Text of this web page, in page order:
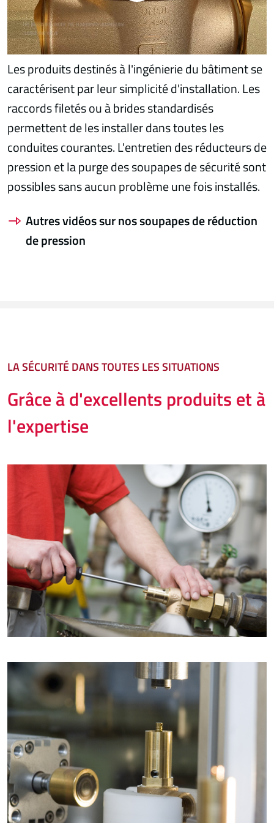
Les produits destinés à l'ingénierie du bâtiment se
caractérisent par leur simplicité d'installation. Les
raccords filetés ou à brides standardisés
permettent de les installer dans toutes les
conduites courantes. L'entretien des réducteurs de
pression et la purge des soupapes de sécurité sont
possibles sans aucun problème une fois installés.
Autres vidéos sur nos soupapes de réduction
de pression
LA SÉCURITÉ DANS TOUTES LES SITUATIONS
Grâce à d'excellents produits et à
l'expertise